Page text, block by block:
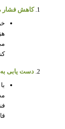
کاهش فشار
دست یابی به